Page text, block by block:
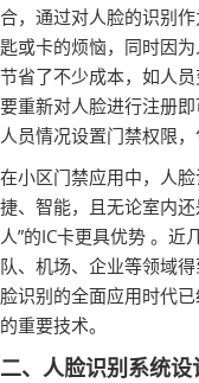
合，通过对人脸的识别
匙或卡的烦恼，同时因
节省了不少成本，如人
要重新对人脸进行注册
人员情况设置门禁权限
在小区门禁应用中，人
捷、智能，且无论室内
人”的IC卡更具优势 。近
队、机场、企业等领域
脸识别的全面应用时代
的重要技术。
二、 人脸识别系统设